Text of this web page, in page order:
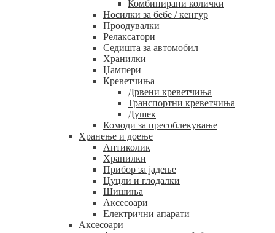
Комбинирани колички
Носилки за бебе / кенгур
Проодувалки
Релаксатори
Седишта за автомобил
Хранилки
Џампери
Креветчиња
Дрвени креветчиња
Транспортни креветчиња
Душек
Комоди за пресоблекување
Хранење и доење
Антиколик
Хранилки
Прибор за јадење
Цуцли и глодалки
Шишиња
Аксесоари
Електрични апарати
Аксесоари